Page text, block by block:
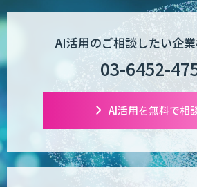
AI活用のご相談したい企
03-6452-
AI活用を無料で相